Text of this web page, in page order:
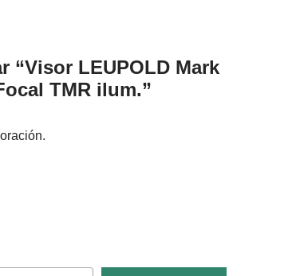
“Visor LEUPOLD Mark
TMR ilum.”